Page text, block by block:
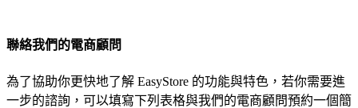
聯絡我們的電商顧問
為了協助你更快地了解 EasyStore 的功能與特色，若你需要進
一步的諮詢，可以填寫下列表格與我們的電商顧問預約一個簡